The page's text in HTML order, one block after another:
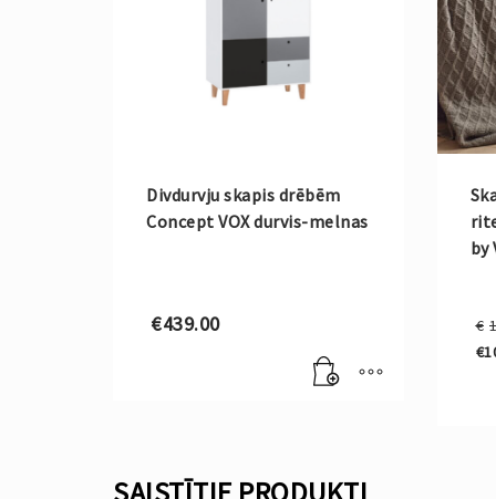
Divdurvju skapis drēbēm
Concept VOX durvis-melnas
€439.00
by
€
€